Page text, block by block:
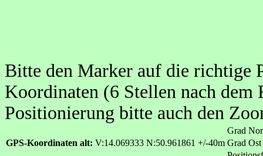
Bitte den Marker auf die richtige
Koordinaten (6 Stellen nach dem
Positionierung bitte auch den
GPS-Koordinaten alt: V:14.069333 N:50.961861 +/-40m
Grad
Grad Ost